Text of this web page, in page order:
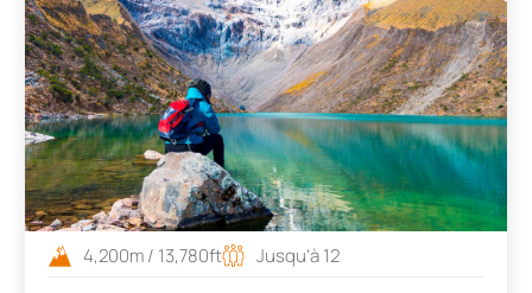
4,200m / 13,780ft Jusqu’à 12